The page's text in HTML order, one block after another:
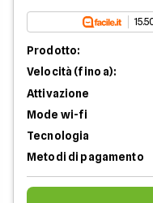
Prodotto:
Velocità (fino a):
Attivazione
Mode wi-fi
Tecnologia
Metodi di pagamento